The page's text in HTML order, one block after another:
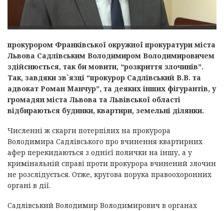
прокурором Франківської окружної прокуратури міста
Львова Садлівським Володимиром Володимировичем
здійснюється, так би мовити, “розкриття злочинів”.
Так, завдяки зв`язці “прокурор Садлівський В.В. та
адвокат Роман Манчур”, та деяких інших фігурантів, у
громадян міста Львова та Львівської області
відбираються будинки, квартири, земельні ділянки.
Численні ж скарги потерпілих на прокурора
Володимира Садлівського про вчинення квартирних
афер перекидаються з однієї полички на іншу, а у
кримінальній справі проти прокурора вчинений злочин
не розслідується. Отже, кругова порука правоохоронних
органі в дії.
Садлівський Володимир Володимирович в органах